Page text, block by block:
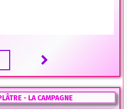
- LA CAMPAGNE